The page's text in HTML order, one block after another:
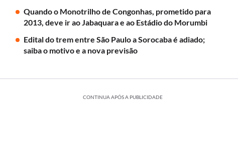
Quando o Monotrilho de Congonhas, prometido para
2013, deve ir ao Jabaquara e ao Estádio do Morumbi
Edital do trem entre São Paulo a Sorocaba é adiado;
saiba o motivo e a nova previsão
CONTINUA APÓS A PUBLICIDADE